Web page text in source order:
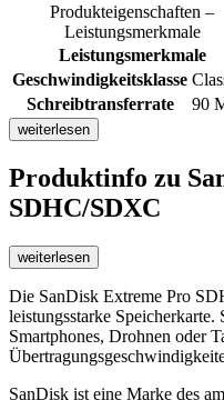
Produkteigenschaften –
Leistungsmerkmale
Leistungsmerkmale
Geschwindigkeitsklasse
Schreibtransferrate
90
weiterlesen
Produktinfo zu
SDHC/SDXC
weiterlesen
Die SanDisk Extreme Pro
leistungsstarke
Smartphones, Drohnen oder
SanDisk ist eine Marke des